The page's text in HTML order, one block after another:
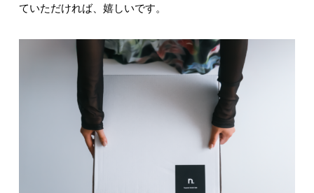
ていただければ、嬉しいです。